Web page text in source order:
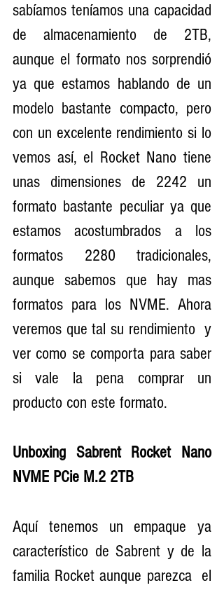
sabíamos teníamos una capacidad
de almacenamiento de 2TB,
aunque el formato nos sorprendió
ya que estamos hablando de un
modelo bastante compacto, pero
con un excelente rendimiento si lo
vemos así, el Rocket Nano tiene
unas dimensiones de 2242 un
formato bastante peculiar ya que
estamos acostumbrados a los
formatos 2280 tradicionales,
aunque sabemos que hay mas
formatos para los NVME. Ahora
veremos que tal su rendimiento  y
ver como se comporta para saber
si vale la pena comprar un
producto con este formato.
Unboxing Sabrent Rocket Nano
NVME PCie M.2 2TB
Aquí tenemos un empaque ya
característico de Sabrent y de la
familia Rocket aunque parezca  el